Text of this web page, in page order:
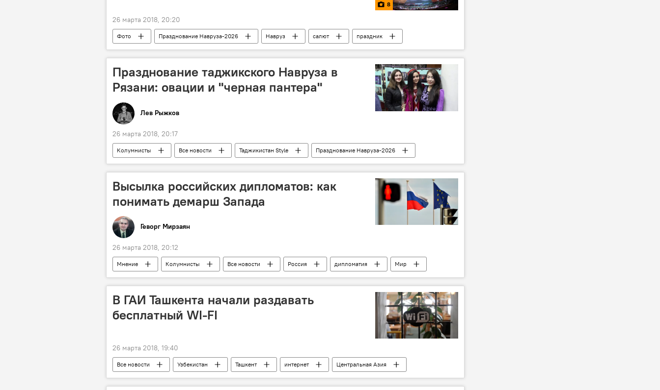
8
26 марта 2018, 20:20
Фото Празднование Навруза-2026 Навруз салют
праздник
Новости Душанбе
Таджикистан
Празднование таджикского Навруза в
Рязани: овации и "черная пантера"
Лев Рыжков
26 марта 2018, 20:17
Колумнисты Все новости Таджикистан Style
Празднование Навруза-2026
Рязань
Навруз
Высылка российских дипломатов: как
понимать демарш Запада
Геворг Мирзаян
26 марта 2018, 20:12
Мнение Колумнисты Все новости Россия дипломатия Мир
В ГАИ Ташкента начали раздавать
бесплатный WI-FI
26 марта 2018, 19:40
Все новости Узбекистан Ташкент интернет Центральная Азия